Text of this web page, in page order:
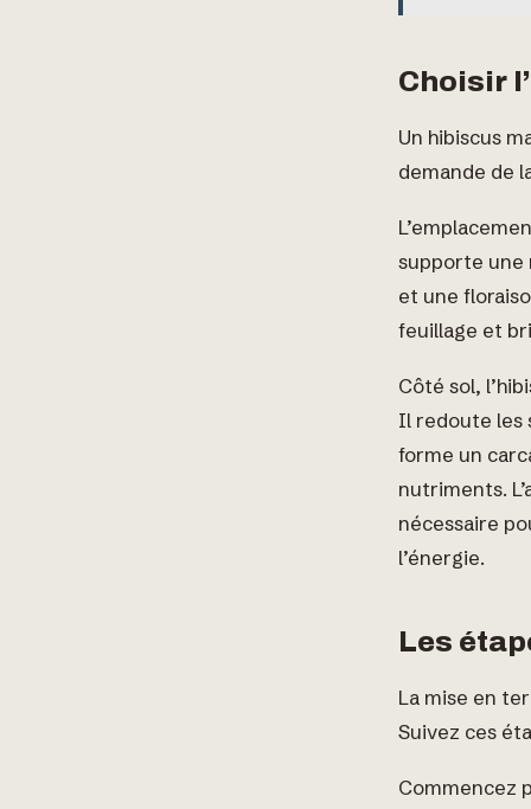
Choisir
Un hibiscus
demande de
supporte une
et une
feuillage et
Côté sol,
Il redoute les
forme un
nutriments.
nécessaire
l’énergie.
Les
La mise en
Suivez ces
Commencez